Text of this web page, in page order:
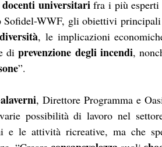
docenti universitari fra i più esperti
Sofidel-WWF, gli obiettivi
, le implicazioni
di prevenzione degli incendi,
”.
, Direttore Programma e
possibilità di lavoro nel
e le attività ricreative, ma che